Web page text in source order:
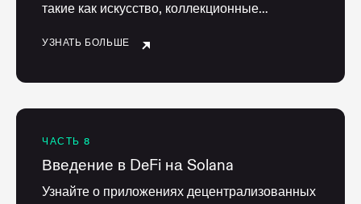
такие как искусство, коллекционные
УЗНАТЬ БОЛЬШЕ
ЧАСТЬ 8
Введение в DeFi на Solana
Узнайте о приложениях децентрализованных